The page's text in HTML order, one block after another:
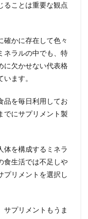
ることは重要な観点
確かに存在して色々
ネラルの中でも、特
に欠かせない代表格
ます。
品を毎日利用してお
でにサプリメント製
体を構成するミネラ
食生活では不足しや
プリメントを選択し
サプリメントもうま